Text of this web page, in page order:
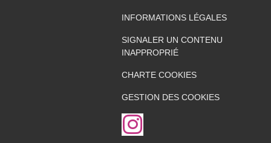
INFORMATIONS LÉGALES
SIGNALER UN CONTENU
INAPPROPRIÉ
CHARTE COOKIES
GESTION DES COOKIES